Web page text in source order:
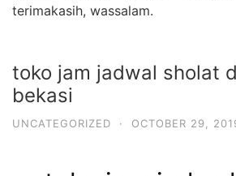
terimakasih, wassalam.
toko jam jadwal sholat
bekasi
UNCATEGORIZED · OCTOBER 29,